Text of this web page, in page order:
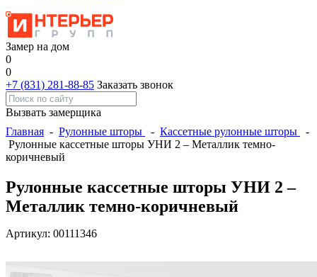
Замер на дом
0
0
+7 (831) 281-88-85 Заказать звонок
Вызвать замерщика
Главная - Рулонные шторы - Кассетные рулонные шторы
-
Рулонные кассетные шторы УНИ 2 – Металлик темно-
коричневый
Рулонные кассетные шторы УНИ 2 –
Металлик темно-коричневый
Артикул: 00111346